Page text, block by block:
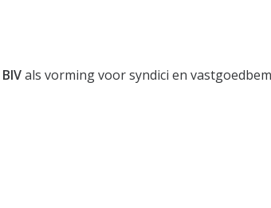
BIVals vorming voor syndici en